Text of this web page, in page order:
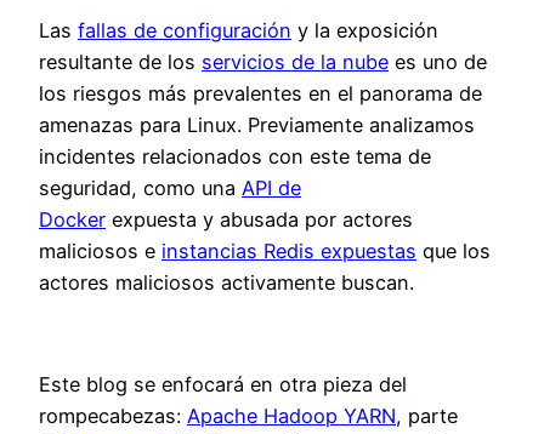
Las fallas de configuración y la exposición
resultante de los servicios de la nube es uno de
los riesgos más prevalentes en el panorama de
amenazas para Linux. Previamente analizamos
incidentes relacionados con este tema de
seguridad, como una API de
Docker expuesta y abusada por actores
maliciosos e instancias Redis expuestas que los
actores maliciosos activamente buscan.
Este blog se enfocará en otra pieza del
rompecabezas: Apache Hadoop YARN, parte